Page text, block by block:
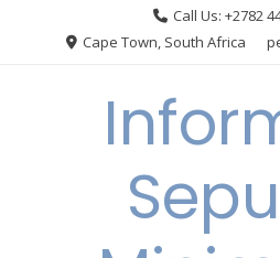
Call Us: +2782
Cape Town, South Africa